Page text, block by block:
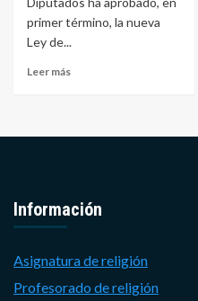
primer término, la nueva
Ley de...
Leer más
Información
Asignatura de religión
Profesorado de religión